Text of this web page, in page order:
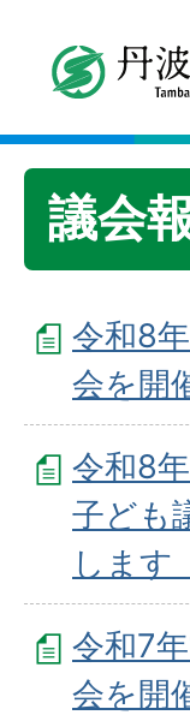
議会
令和8
会を開
令和8
子ども
します
令和7
会を開